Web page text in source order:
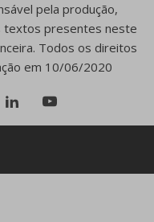
pela produção,
textos presentes neste
Todos os direitos
em 10/06/2020